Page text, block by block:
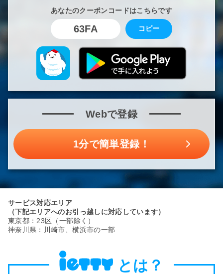
あなたのクーポンコードはこちらです
63FA コピー
Webで登録
1分で簡単登録！
サービス対応エリア
（下記エリアへのお引っ越しに対応しています）
東京都：23区（一部除く）
神奈川県：川崎市、横浜市の一部
とは？